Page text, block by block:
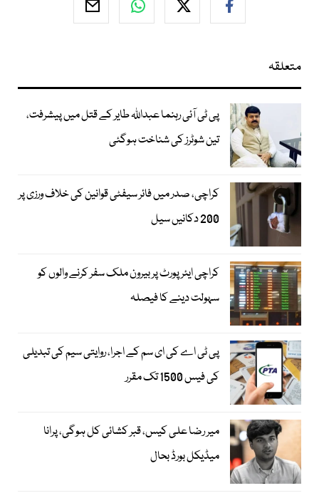
متعلقہ
پی ٹی آئی رہنما عبداللہ طایر کے قتل میں پیشرفت،
تین شوٹرز کی شناخت ہوگئی
کراچی، صدر میں فائر سیفٹی قوانین کی خلاف ورزی پر
200 دکانیں سیل
کراچی ایئرپورٹ پر بیرون ملک سفر کرنے والوں کو
سہولت دینے کا فیصلہ
پی ٹی اے کی ای سم کے اجرا، روایتی سیم کی تبدیلی
کی فیس 1500 تک مقرر
میر رضا علی کیس، قبر کشائی کل ہوگی، پرانا
میڈیکل بورڈ بحال